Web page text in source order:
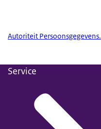
Autoriteit Persoonsgegevens.
Service